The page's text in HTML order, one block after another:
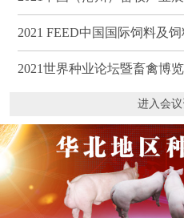
2021 FEED中国国际饲料及
进入会